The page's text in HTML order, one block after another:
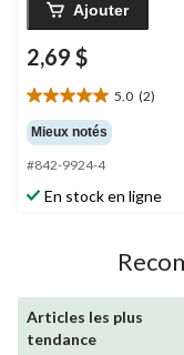
Ajouter
2,69 $
5.0 (2)
5.0
étoile(s)
sur
5.
2
Mieux notés
#842-9924-4
En stock en ligne
Articles les plus
tendance